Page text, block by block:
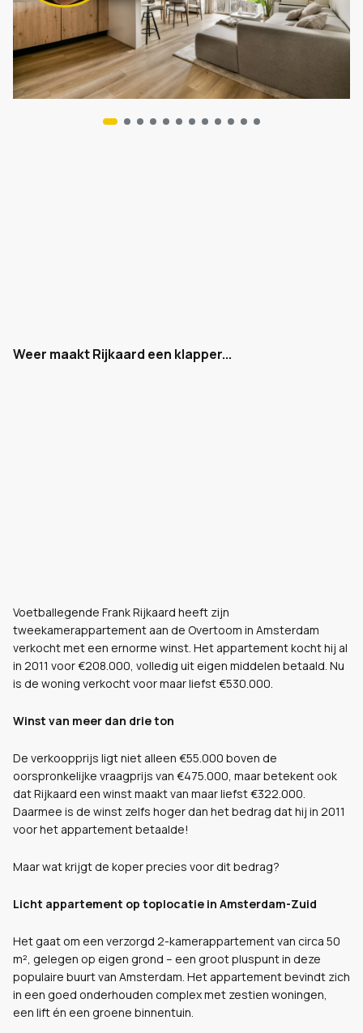
Weer maakt Rijkaard een klapper...
Voetballegende Frank Rijkaard heeft zijn
tweekamerappartement aan de Overtoom in Amsterdam
verkocht met een ernorme winst. Het appartement kocht hij al
in 2011 voor €208.000, volledig uit eigen middelen betaald. Nu
is de woning verkocht voor maar liefst €530.000.
Winst van meer dan drie ton
De verkoopprijs ligt niet alleen €55.000 boven de
oorspronkelijke vraagprijs van €475.000, maar betekent ook
dat Rijkaard een winst maakt van maar liefst €322.000.
Daarmee is de winst zelfs hoger dan het bedrag dat hij in 2011
voor het appartement betaalde!
Maar wat krijgt de koper precies voor dit bedrag?
Licht appartement op toplocatie in Amsterdam-Zuid
Het gaat om een verzorgd 2-kamerappartement van circa 50
m², gelegen op eigen grond – een groot pluspunt in deze
populaire buurt van Amsterdam. Het appartement bevindt zich
in een goed onderhouden complex met zestien woningen,
een lift én een groene binnentuin.